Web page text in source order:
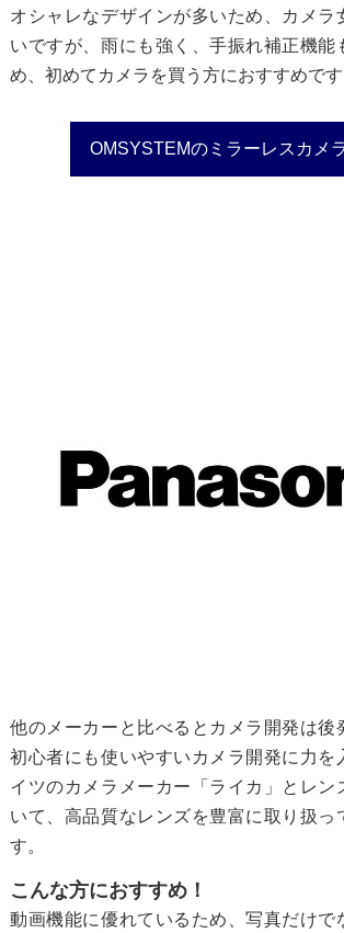
オシャレなデザインが多いため、カメラ
いですが、雨にも強く、手振れ補正機能
め、初めてカメラを買う方におすすめです
OMSYSTEMのミラーレスカメ
他のメーカーと比べるとカメラ開発は後
初心者にも使いやすいカメラ開発に力を
イツのカメラメーカー「ライカ」とレン
いて、高品質なレンズを豊富に取り扱っ
す。
こんな方におすすめ！
動画機能に優れているため、写真だけで